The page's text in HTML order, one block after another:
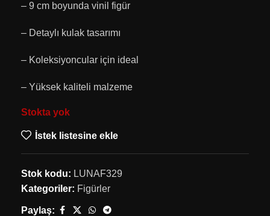
– 9 cm boyunda vinil figür
– Detaylı kulak tasarımı
– Koleksiyoncular için ideal
– Yüksek kaliteli malzeme
Stokta yok
İstek listesine ekle
Stok kodu: LUNAF329
Kategoriler: Figürler
Paylaş: